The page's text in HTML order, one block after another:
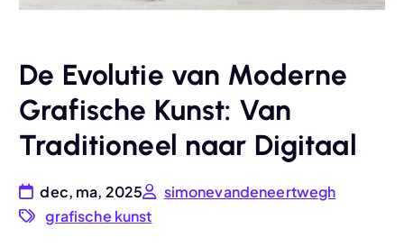
De Evolutie van Moderne
Grafische Kunst: Van
Traditioneel naar Digitaal
dec, ma, 2025
simonevandeneertwegh
grafische kunst